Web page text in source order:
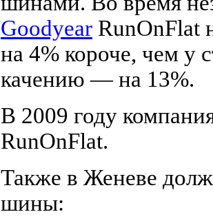
Goodyear RunOnFlat
на 4% короче, чем у
качению — на 13%.
В 2009 году
RunOnFlat.
Также в Женеве
шины: